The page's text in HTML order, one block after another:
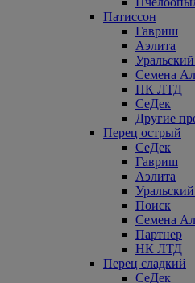
Патиссон
Гавриш
Аэлита
Семена
НК ЛТД
СеДек
Другие
Перец острый
СеДек
Гавриш
Аэлита
Поиск
Семена
Партнер
НК ЛТД
Перец сладкий
СеДек